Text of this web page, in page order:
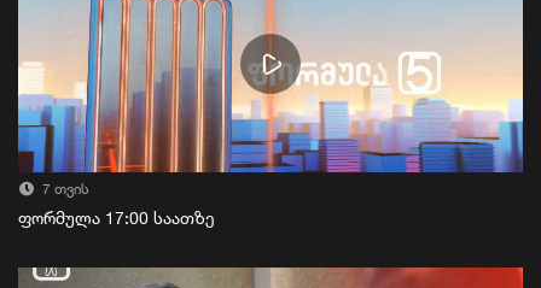
7 თვის
ფორმულა 17:00 საათზე